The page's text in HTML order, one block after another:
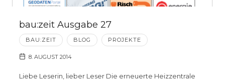
bau:zeit Ausgabe 27
BAU:ZEIT BLOG PROJEKTE
8. AUGUST 2014
Liebe Leserin, lieber Leser Die erneuerte Heizzentrale